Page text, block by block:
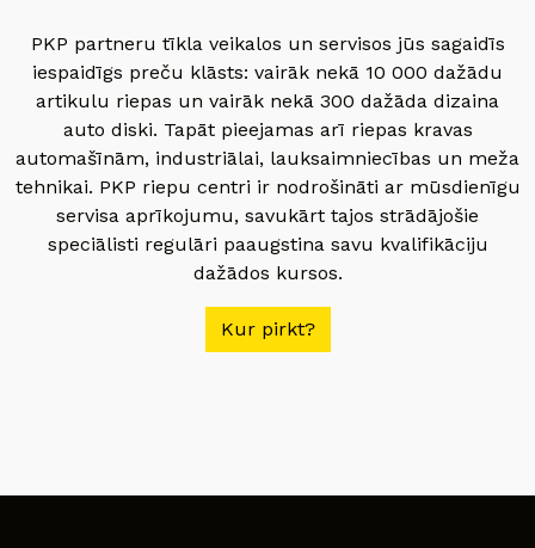
PKP partneru tīkla veikalos un servisos jūs sagaidīs
iespaidīgs preču klāsts: vairāk nekā 10 000 dažādu
artikulu riepas un vairāk nekā 300 dažāda dizaina
auto diski. Tapāt pieejamas arī riepas kravas
automašīnām, industriālai, lauksaimniecības un meža
tehnikai. PKP riepu centri ir nodrošināti ar mūsdienīgu
servisa aprīkojumu, savukārt tajos strādājošie
speciālisti regulāri paaugstina savu kvalifikāciju
dažādos kursos.
Kur pirkt?